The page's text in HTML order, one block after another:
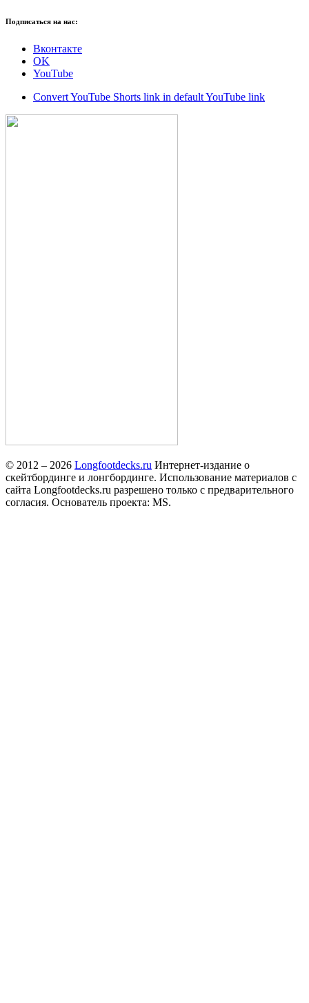
Подписаться на нас:
Вконтакте
OK
YouTube
Convert YouTube Shorts link in default YouTube link
© 2012 – 2026 Longfootdecks.ru Интернет-издание о
скейтбординге и лонгбординге. Использование материалов с
сайта Longfootdecks.ru разрешено только с предварительного
согласия. Основатель проекта: MS.